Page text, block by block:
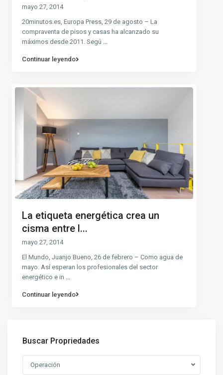
mayo 27, 2014
20minutos.es, Europa Press, 29 de agosto – La
compraventa de pisos y casas ha alcanzado su
máximos desde 2011. Segú ...
Continuar leyendo
La etiqueta energética crea un
cisma entre l...
mayo 27, 2014
El Mundo, Juanjo Bueno, 26 de febrero – Como agua de
mayo. Así esperan los profesionales del sector
energético e in
Continuar leyendo
Buscar Propriedades
Operación